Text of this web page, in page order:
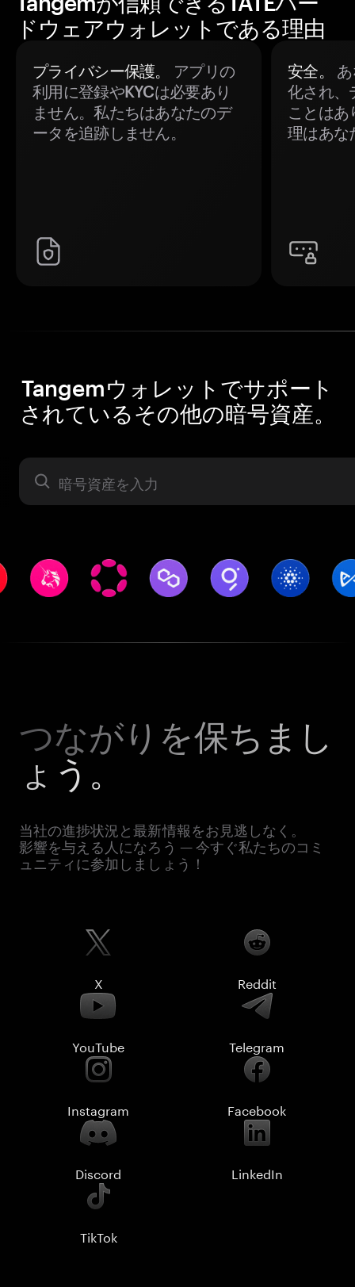
ドウェアウォレットである理由
プライバシー保護。
アプリの
利用に登録やKYCは必要あり
ません。私たちはあなたのデ
ータを追跡しません。
安全。
化され、
ことはあ
理はあな
Tangemウォレットでサポート
されているその他の暗号資産。
暗号資産
つながりを保ちまし
ょう。
当社の進捗状況と最新情報をお見逃しなく。
影響を与える人になろう — 今すぐ私たちのコミ
ュニティに参加しましょう！
X Reddit
YouTube Telegram
Instagram Facebook
Discord LinkedIn
TikTok